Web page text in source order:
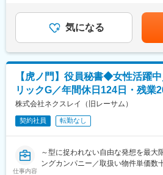
不動産業界と聞くと不透明さを感じ
ますが、今後は我々がリーディング
ったイメージを、ひいては業界その
いー。そういった想いで、日々お客
変更の範囲：無
スケジュール管理、顧客対応（VIP
タ管理等）、出
張・会食・贈答品の手配等、業務は
的で迅速な行動、高い完成度と正確
験を通じてスキル
アップができるポジションです。
また、オーナーを乗せ安心/安全な送
安全運転はもちろん、スケジュール
状況判断、役員をは
じめとした各関係者と接する際の節
い・立ち居振る舞い・
マナー等が重要となり、身に付く環
験・スキルに応じて決定※上記想定
す賃金はあくまでも目安の金額であ
能性があります。月給(月額)は固定
気になる
【虎ノ門】役員秘書◆女性活躍
リックG／年間休日124日・残業
株式会社ネクスレイ（旧レーサム）
契約社員 転勤なし
仕事内容
～型に捉われない自由な発想を最大
ングカンパニー／取扱い物件単価数